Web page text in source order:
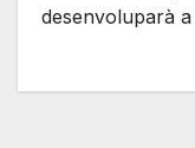
desenvoluparà